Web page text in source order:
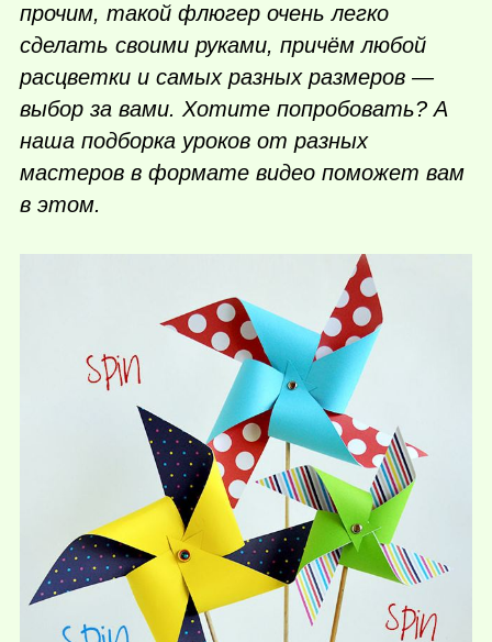
прочим, такой флюгер очень легко
сделать своими руками, причём любой
расцветки и самых разных размеров —
выбор за вами. Хотите попробовать? А
наша подборка уроков от разных
мастеров в формате видео поможет вам
в этом.